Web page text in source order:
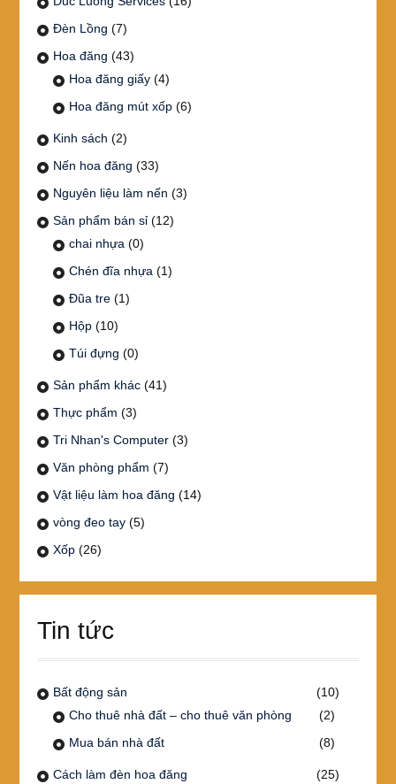
Đèn Lồng (7)
Hoa đăng (43)
Hoa đăng giấy (4)
Hoa đăng mút xốp (6)
Kinh sách (2)
Nến hoa đăng (33)
Nguyên liệu làm nến (3)
Sản phẩm bán sỉ (12)
chai nhựa (0)
Chén đĩa nhựa (1)
Đũa tre (1)
Hộp (10)
Túi đựng (0)
Sản phẩm khác (41)
Thực phẩm (3)
Tri Nhan's Computer (3)
Văn phòng phẩm (7)
Vật liệu làm hoa đăng (14)
vòng đeo tay (5)
Xốp (26)
Tin tức
Bất động sản
(10)
Cho thuê nhà đất – cho thuê văn phòng
(2)
Mua bán nhà đất
(8)
Cách làm đèn hoa đăng (25)